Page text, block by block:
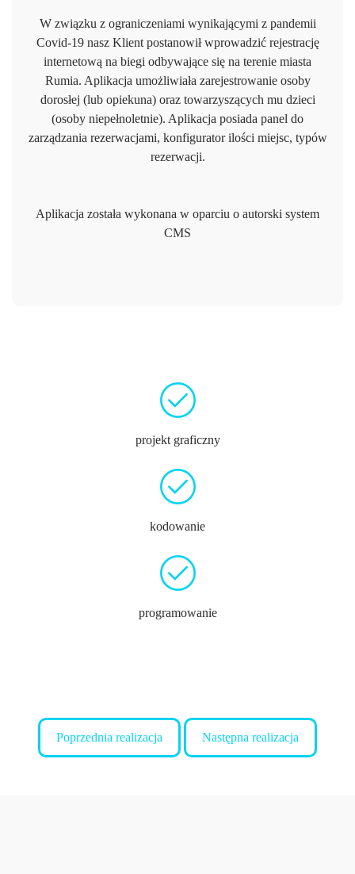
W związku z ograniczeniami wynikającymi z pandemii
Covid-19 nasz Klient postanowił wprowadzić rejestrację
internetową na biegi odbywające się na terenie miasta
Rumia. Aplikacja umożliwiała zarejestrowanie osoby
dorosłej (lub opiekuna) oraz towarzyszących mu dzieci
(osoby niepełnoletnie). Aplikacja posiada panel do
zarządzania rezerwacjami, konfigurator ilości miejsc, typów
rezerwacji.
Aplikacja została wykonana w oparciu o autorski system
CMS
projekt graficzny
kodowanie
programowanie
Poprzednia realizacja Następna realizacja